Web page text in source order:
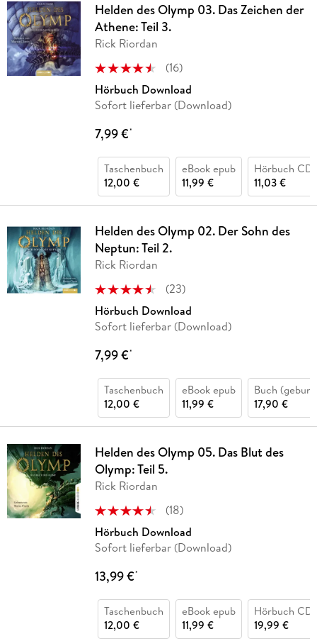
Helden des Olymp 03. Das Zeichen der
Athene: Teil 3.
Rick Riordan
(16)
Hörbuch Download
Sofort lieferbar (Download)
7,99 €*
Taschenbuch
12,00 €
eBook epub
11,99 €
Hörbuch CD
11,03 €
Helden des Olymp 02. Der Sohn des
Neptun: Teil 2.
Rick Riordan
(23)
Hörbuch Download
Sofort lieferbar (Download)
7,99 €*
Taschenbuch
12,00 €
eBook epub
11,99 €
Buch
17,90 €
Helden des Olymp 05. Das Blut des
Olymp: Teil 5.
Rick Riordan
(18)
Hörbuch Download
Sofort lieferbar (Download)
13,99 €*
Taschenbuch
12,00 €
eBook epub
11,99 €
Hörbuch CD
19,99 €